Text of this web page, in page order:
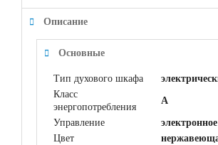
Описание
Основные
Тип духового шкафа
Класс
энергопотребления
A
Управление
электронное
Цвет